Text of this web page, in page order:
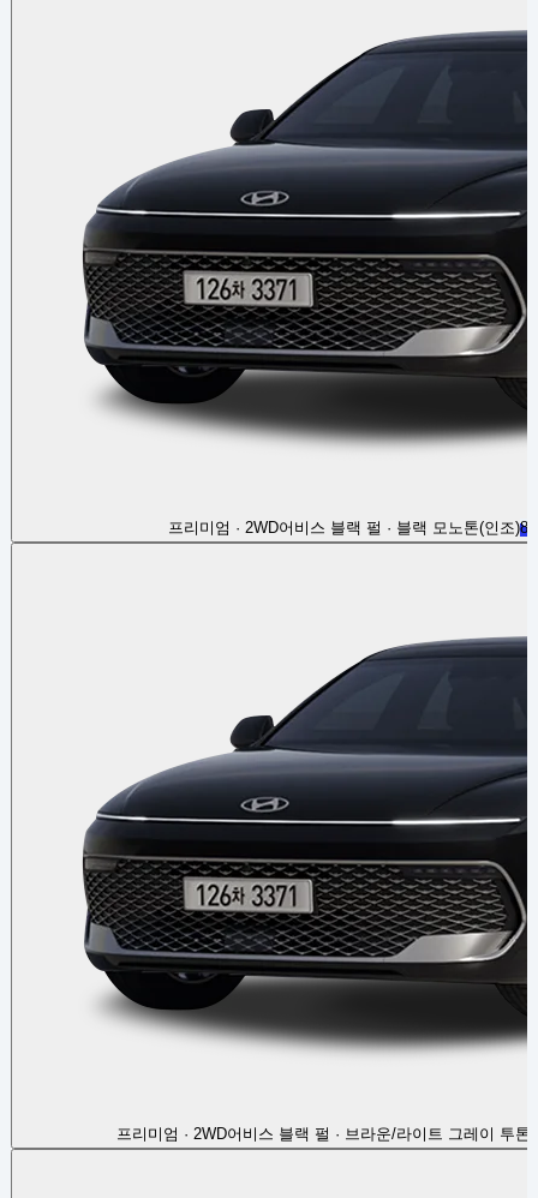
프리미엄 · 2WD어비스 블랙 펄 · 블랙 모노톤(인조)82
프리미엄 · 2WD어비스 블랙 펄 · 브라운/라이트 그레이 투톤